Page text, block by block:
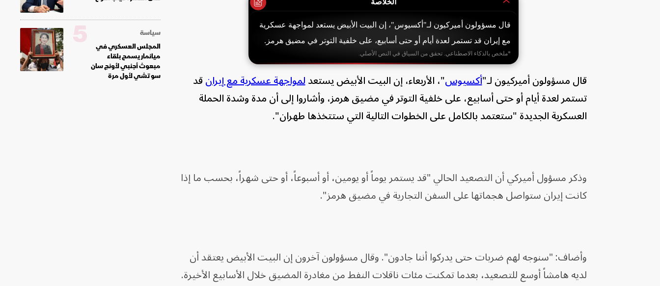
الخلاصة
قال مسؤولون أميركيون لـ"أكسيوس"، إن البيت الأبيض يستعد لمواجهة عسكرية
مع إيران قد تستمر لعدة أيام أو حتى أسابيع، على خلفية التوتر في مضيق هرمز.
*ملخص بالذكاء الاصطناعي. تحقق من السياق في النص الأصلي.
قال مسؤولون أميركيون لـ"أكسيوس"، الأربعاء، إن البيت الأبيض يستعدلمواجهة عسكرية مع إيرانقد
تستمر لعدة أيام أو حتى أسابيع، على خلفية التوتر في مضيق هرمز، وأشاروا إلى أن مدة وشدة الحملة
العسكرية الجديدة "ستعتمد بالكامل على الخطوات التالية التي ستتخذها طهران".
وذكر مسؤول أميركي أن التصعيد الحالي "قد يستمر يوماً أو يومين، أو أسبوعاً، أو حتى شهراً، بحسب ما إذا
كانت إيران ستواصل هجماتها على السفن التجارية في مضيق هرمز".
وأضاف: "سنوجه لهم ضربات حتى يدركوا أننا جادون". وقال مسؤولون آخرون إن البيت الأبيض يعتقد أن
لديه هامشاً أوسع للتصعيد، بعدما تمكنت مئات ناقلات النفط من مغادرة المضيق خلال الأسابيع الأخيرة.
سياسة
المجلس العسكري في
ميانمار يسمح بلقاء
مبعوث أجنبي لأونج سان
سو تشي لأول مرة
5